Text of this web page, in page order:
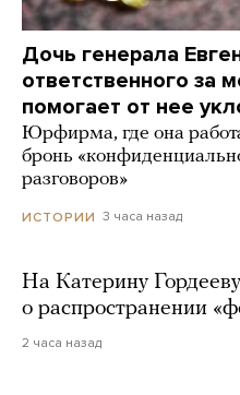
Дочь генерала
ответственного за
помогает от нее
Юрфирма, где она
бронь
разговоров»
ИСТОРИИ 3 часа назад
На Катерину
о распространении
2 часа назад